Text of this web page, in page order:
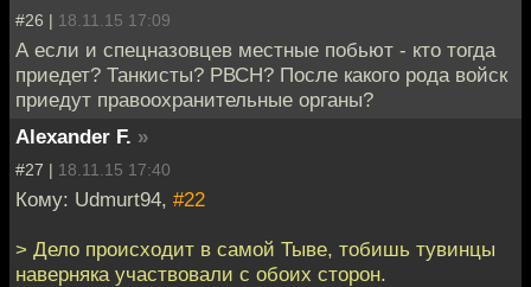
#26 | 18.11.15 17:09
А если и спецназовцев местные побьют - кто тогда
приедет? Танкисты? РВСН? После какого рода войск
приедут правоохранительные органы?
Alexander F. »
#27 | 18.11.15 17:40
Кому: Udmurt94, #22
> Дело происходит в самой Тыве, тобишь тувинцы
наверняка участвовали с обоих сторон.